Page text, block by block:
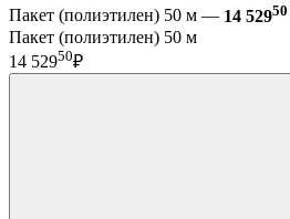
Пакет (полиэтилен) 50 м — 14 52950
Пакет (полиэтилен) 50 м
14 52950₽